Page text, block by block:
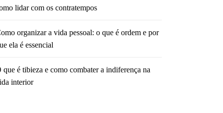
lidar com os contratempos
organizar a vida pessoal: o que é ordem e por
ela é essencial
que é tibieza e como combater a indiferença na
interior